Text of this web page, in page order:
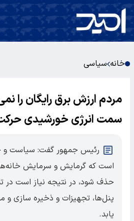
خانه سیاسی
مردم ارزش برق رایگان را
سمت انرژی خورشیدی
رئیس جمهور گفت: سیاست و
است که گرمایش و سرمایش خانه‌ها
حذف شود، در نتیجه نیاز است در
پنل‌ها، تجهیزات و ذخیره سازی و
یابد.